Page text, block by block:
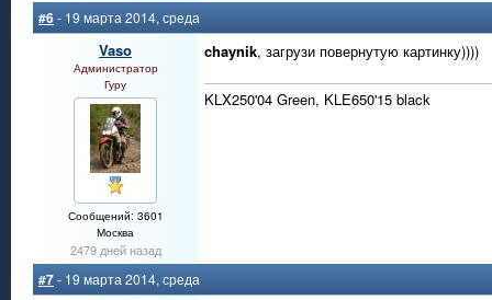
#6- 19 марта 2014, среда
Vaso
Администратор
Гуру
Сообщений: 3601
Москва
2479 дней назад
chaynik, загрузи повернутую картинку))))
KLX250'04 Green, KLE650'15 black
#7- 19 марта 2014, среда